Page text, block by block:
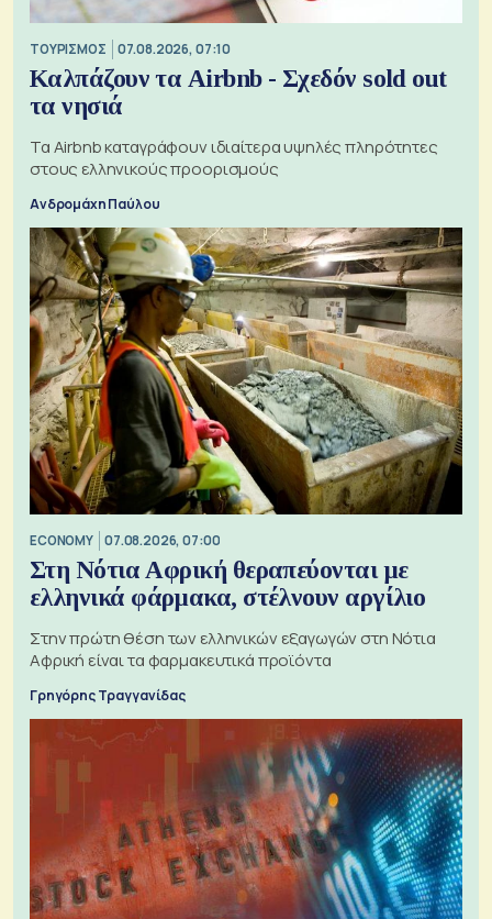
ΤΟΥΡΙΣΜΟΣ 07.08.2026, 07:10
Καλπάζουν τα Airbnb - Σχεδόν sold out
τα νησιά
Τα Airbnb καταγράφουν ιδιαίτερα υψηλές πληρότητες
στους ελληνικούς προορισμούς
Ανδρομάχη Παύλου
ECONOMY 07.08.2026, 07:00
Στη Νότια Αφρική θεραπεύονται με
ελληνικά φάρμακα, στέλνουν αργίλιο
Στην πρώτη θέση των ελληνικών εξαγωγών στη Νότια
Αφρική είναι τα φαρμακευτικά προϊόντα
Γρηγόρης Τραγγανίδας